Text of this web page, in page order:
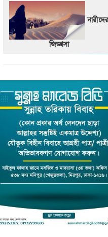
নারীদের
জিজ্ঞাসা